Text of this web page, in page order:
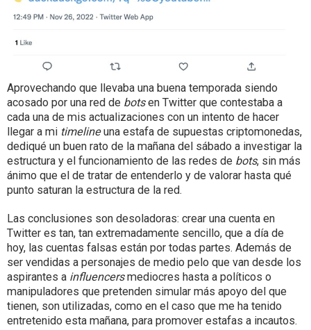
Aprovechando que llevaba una buena temporada siendo
acosado por una red de botsen Twitter que contestaba a
cada una de mis actualizaciones con un intento de hacer
llegar a mi timelineuna estafa de supuestas criptomonedas,
dediqué un buen rato de la mañana del sábado a investigar la
estructura y el funcionamiento de las redes de bots, sin más
ánimo que el de tratar de entenderlo y de valorar hasta qué
punto saturan la estructura de la red.
Las conclusiones son desoladoras: crear una cuenta en
Twitter es tan, tan extremadamente sencillo, que a día de
hoy, las cuentas falsas están por todas partes. Además de
ser vendidas a personajes de medio pelo que van desde los
aspirantes a influencersmediocres hasta a políticos o
manipuladores que pretenden simular más apoyo del que
tienen, son utilizadas, como en el caso que me ha tenido
entretenido esta mañana, para promover estafas a incautos.